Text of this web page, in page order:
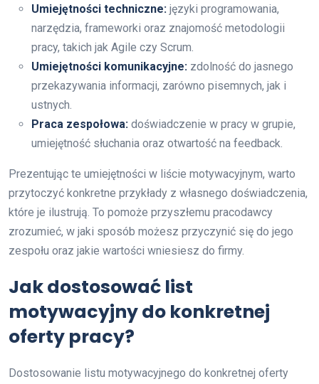
Umiejętności techniczne: języki programowania,
narzędzia, frameworki oraz znajomość metodologii
pracy, takich jak Agile czy Scrum.
Umiejętności komunikacyjne: zdolność do jasnego
przekazywania informacji, zarówno pisemnych, jak i
ustnych.
Praca zespołowa: doświadczenie w pracy w grupie,
umiejętność słuchania oraz otwartość na feedback.
Prezentując te umiejętności w liście motywacyjnym, warto
przytoczyć konkretne przykłady z własnego doświadczenia,
które je ilustrują. To pomoże przyszłemu pracodawcy
zrozumieć, w jaki sposób możesz przyczynić się do jego
zespołu oraz jakie wartości wniesiesz do firmy.
Jak dostosować list
motywacyjny do konkretnej
oferty pracy?
Dostosowanie listu motywacyjnego do konkretnej oferty